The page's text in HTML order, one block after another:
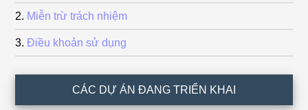
Miễn trừ trách nhiệm
Điều khoản sử dụng
CÁC DỰ ÁN ĐANG TRIỂN KHAI